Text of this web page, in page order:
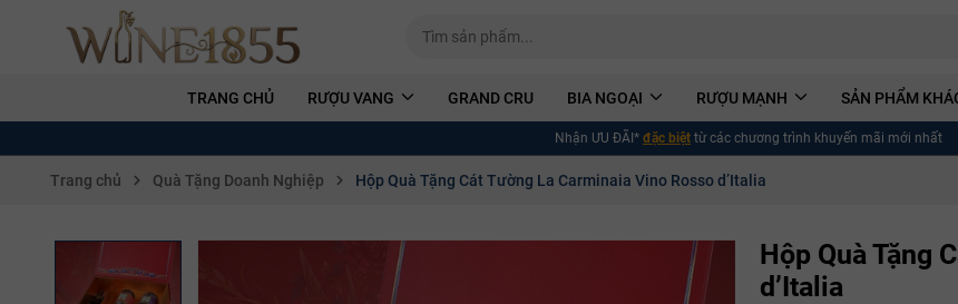
TRANG CHỦ RƯỢU VANG GRAND CRU BIA NGOẠI RƯỢU MẠNH SẢN PHẨM
Nhận ƯU ĐÃI* đặc biệt từ các chương trình khuyến mãi mới nhất
Trang chủ Quà Tặng Doanh Nghiệp Hộp Quà Tặng Cát Tường La Carminaia Vino Rosso d’Italia
Hộp Quà Tặng
d’Italia